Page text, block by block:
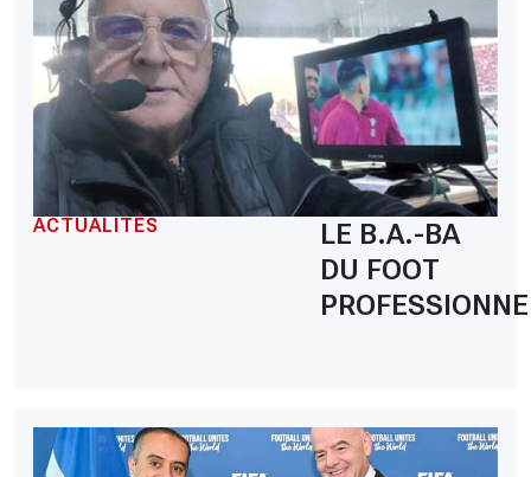
ACTUALITÉS
LE B.A.-BA
DU FOOT